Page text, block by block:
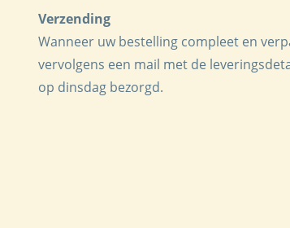
Verzending
Wanneer uw bestelling compleet en
vervolgens een mail met de
op dinsdag bezorgd.